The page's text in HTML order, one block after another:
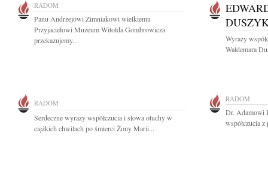
RADOM
Panu Andrzejowi Zimniakowi wielkiemu
Przyjacielowi Muzeum Witolda Gombrowicza
przekazujemy...
Wyrazy
Waldemara
RADOM
Serdeczne wyrazy współczucia i słowa otuchy w
ciężkich chwilach po śmierci Żony Marii...
RADOM
Dr. Adamowi
współczucia